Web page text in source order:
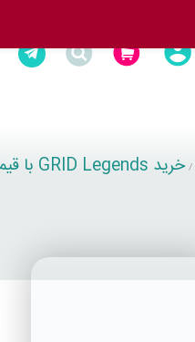
/ خرید GRID Legends با قیمت ارزان